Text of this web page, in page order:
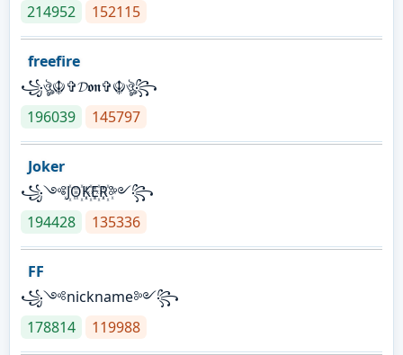
214952
152115
freefire
꧁ঔৣ☬✞𝓓𝖔𝖓✞☬ঔৣ꧂
196039
145797
Joker
꧁༺J꙰O꙰K꙰E꙰R꙰༻꧂
194428
135336
FF
꧁༺nickname༻꧂
178814
119988